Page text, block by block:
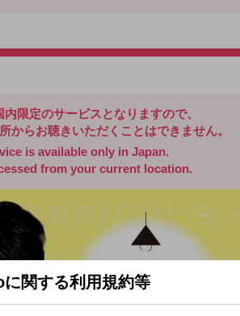
限定のサービスとなりますので、
からお聴きいただくことはできません。
is available only in Japan.
from your current location.
関する利用規約等